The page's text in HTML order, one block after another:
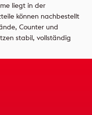
liegt in der
können nachbestellt
Counter und
stabil, vollständig